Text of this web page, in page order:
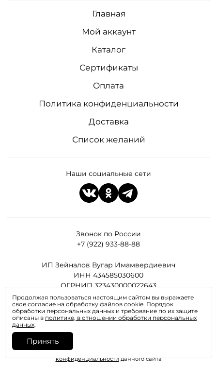
Звонок по России
+7 (922) 933-88-88
ИП Зейналов Вугар Имамвердиевич
ИНН 434585030600
ОГРНИП 323430000022643
Все права защищены
Главная
Мой аккаунт
Каталог
Сертификаты
Оплата
Политика конфиденциальности
Доставка
Список желаний
Наши социальные сети
Отправляя любую форму на сайте, вы соглашаетесь с
конфиденциальностиданного сайта
Продолжая пользоваться настоящим сайтом вы выражаете
свое согласие на обработку файлов cookie. Порядок
обработки персональных данных и требование по их защите
описаны в политике, в отношении обработки персональных
данных.
Принять